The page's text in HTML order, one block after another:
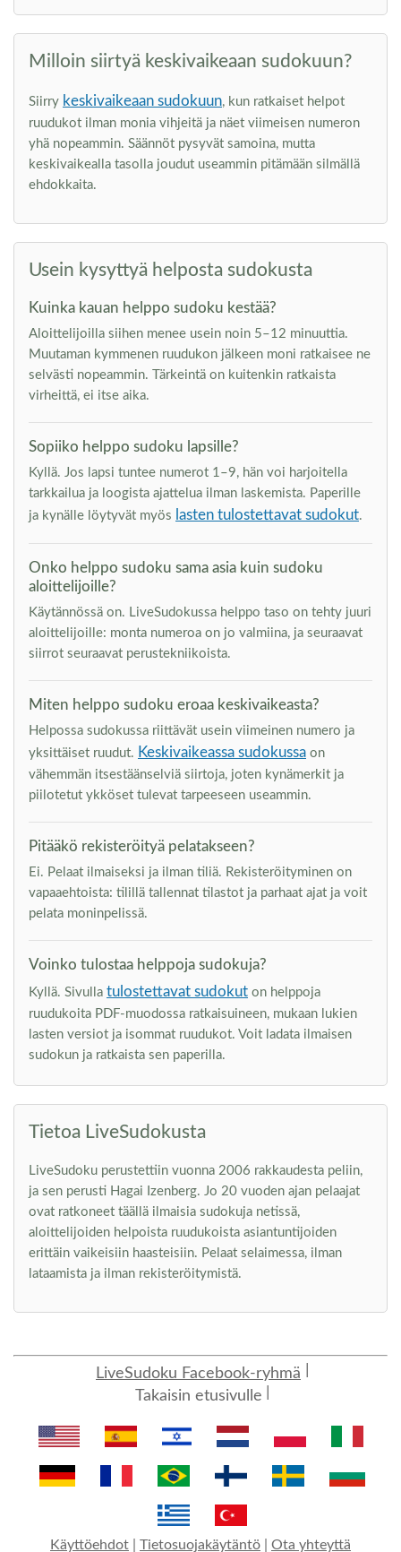
Milloin siirtyä keskivaikeaan sudokuun?
Siirry keskivaikeaan sudokuun, kun ratkaiset helpot
ruudukot ilman monia vihjeitä ja näet viimeisen numeron
yhä nopeammin. Säännöt pysyvät samoina, mutta
keskivaikealla tasolla joudut useammin pitämään silmällä
ehdokkaita.
Usein kysyttyä helposta sudokusta
Kuinka kauan helppo sudoku kestää?
Aloittelijoilla siihen menee usein noin 5–12 minuuttia.
Muutaman kymmenen ruudukon jälkeen moni ratkaisee ne
selvästi nopeammin. Tärkeintä on kuitenkin ratkaista
virheittä, ei itse aika.
Sopiiko helppo sudoku lapsille?
Kyllä. Jos lapsi tuntee numerot 1–9, hän voi harjoitella
tarkkailua ja loogista ajattelua ilman laskemista. Paperille
ja kynälle löytyvät myös lasten tulostettavat sudokut.
Onko helppo sudoku sama asia kuin sudoku
aloittelijoille?
Käytännössä on. LiveSudokussa helppo taso on tehty juuri
aloittelijoille: monta numeroa on jo valmiina, ja seuraavat
siirrot seuraavat perustekniikoista.
Miten helppo sudoku eroaa keskivaikeasta?
Helpossa sudokussa riittävät usein viimeinen numero ja
yksittäiset ruudut. Keskivaikeassa sudokussa on
vähemmän itsestäänselviä siirtoja, joten kynämerkit ja
piilotetut ykköset tulevat tarpeeseen useammin.
Pitääkö rekisteröityä pelatakseen?
Ei. Pelaat ilmaiseksi ja ilman tiliä. Rekisteröityminen on
vapaaehtoista: tilillä tallennat tilastot ja parhaat ajat ja voit
pelata moninpelissä.
Voinko tulostaa helppoja sudokuja?
Kyllä. Sivulla tulostettavat sudokut on helppoja
ruudukoita PDF-muodossa ratkaisuineen, mukaan lukien
lasten versiot ja isommat ruudukot. Voit ladata ilmaisen
sudokun ja ratkaista sen paperilla.
Tietoa LiveSudokusta
LiveSudoku perustettiin vuonna 2006 rakkaudesta peliin,
ja sen perusti Hagai Izenberg. Jo 20 vuoden ajan pelaajat
ovat ratkoneet täällä ilmaisia sudokuja netissä,
aloittelijoiden helpoista ruudukoista asiantuntijoiden
erittäin vaikeisiin haasteisiin. Pelaat selaimessa, ilman
lataamista ja ilman rekisteröitymistä.
LiveSudoku Facebook-ryhmä
Takaisin etusivulle
Käyttöehdot Tietosuojakäytäntö Ota yhteyttä